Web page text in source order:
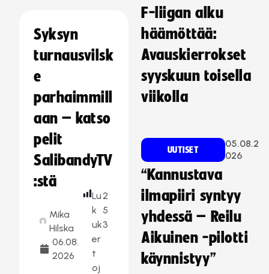
Syksyn
turnausvilsk
e
parhaimmill
aan – katso
pelit
SalibandyTV
:stä
Mika
Hilska
06.08.
2026
Lu
k
uk
er
t
oj
2
5
3
F-liigan alku
häämöttää:
Avauskierrokset
syyskuun toisella
viikolla
UUTISET
05.08.2
026
“Kannustava
ilmapiiri syntyy
yhdessä – Reilu
Aikuinen -pilotti
käynnistyy”